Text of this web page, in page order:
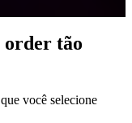
order tão
você selecione